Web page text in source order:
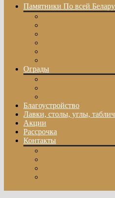
Памятники По всей
Ограды
Благоустройство
Лавки, столы, углы,
Акции
Рассрочка
Контакты